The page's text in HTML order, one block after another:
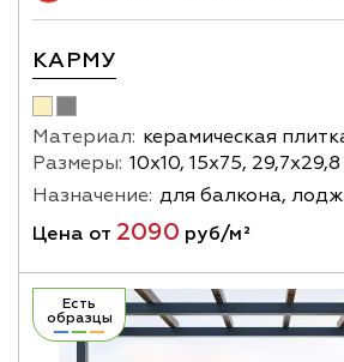
КАРМУ
Материал: керамическая
Размеры: 10х10, 15х75, 29,7х29,8
Назначение: для балкона,
Цена от 2090 руб/м²
Есть
образцы